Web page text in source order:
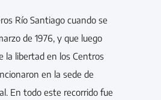
Río Santiago cuando se
de 1976, y que luego
la libertad en los Centros
en la sede de
En todo este recorrido fue